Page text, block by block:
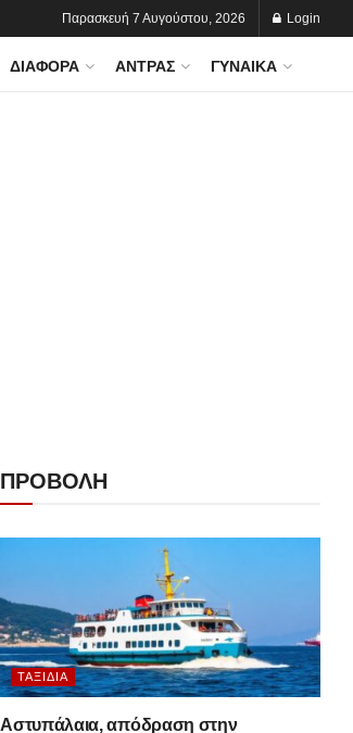
Παρασκευή 7 Αυγούστου, 2026 Login
ΔΙΆΦΟΡΑ ΆΝΤΡΑΣ ΓΥΝΑΊΚΑ
ΠΡΟΒΟΛΗ
ΤΑΞΊΔΙΑ
Αστυπάλαια, απόδραση στην